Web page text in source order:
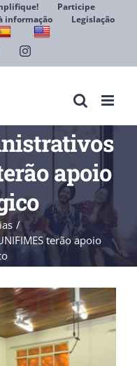
Participe
informação
Legislação
Instagram
apoio
terão apoio